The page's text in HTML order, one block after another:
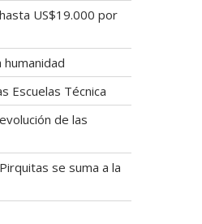
US$19.000 por
humanidad
Escuelas Técnica
de las
se suma a la